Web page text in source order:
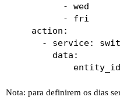
          - wed
          - fri
    action:
- service:
        data:
Nota: para definirem os dias